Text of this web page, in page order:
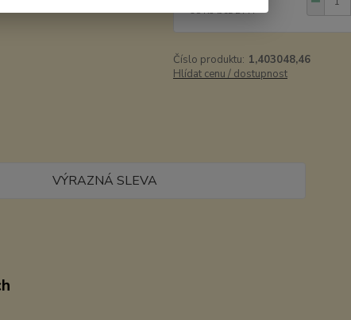
98 Kč bez DPH
Číslo produktu: 1,403048,46
Hlídat cenu / dostupnost
VÝRAZNÁ SLEVA